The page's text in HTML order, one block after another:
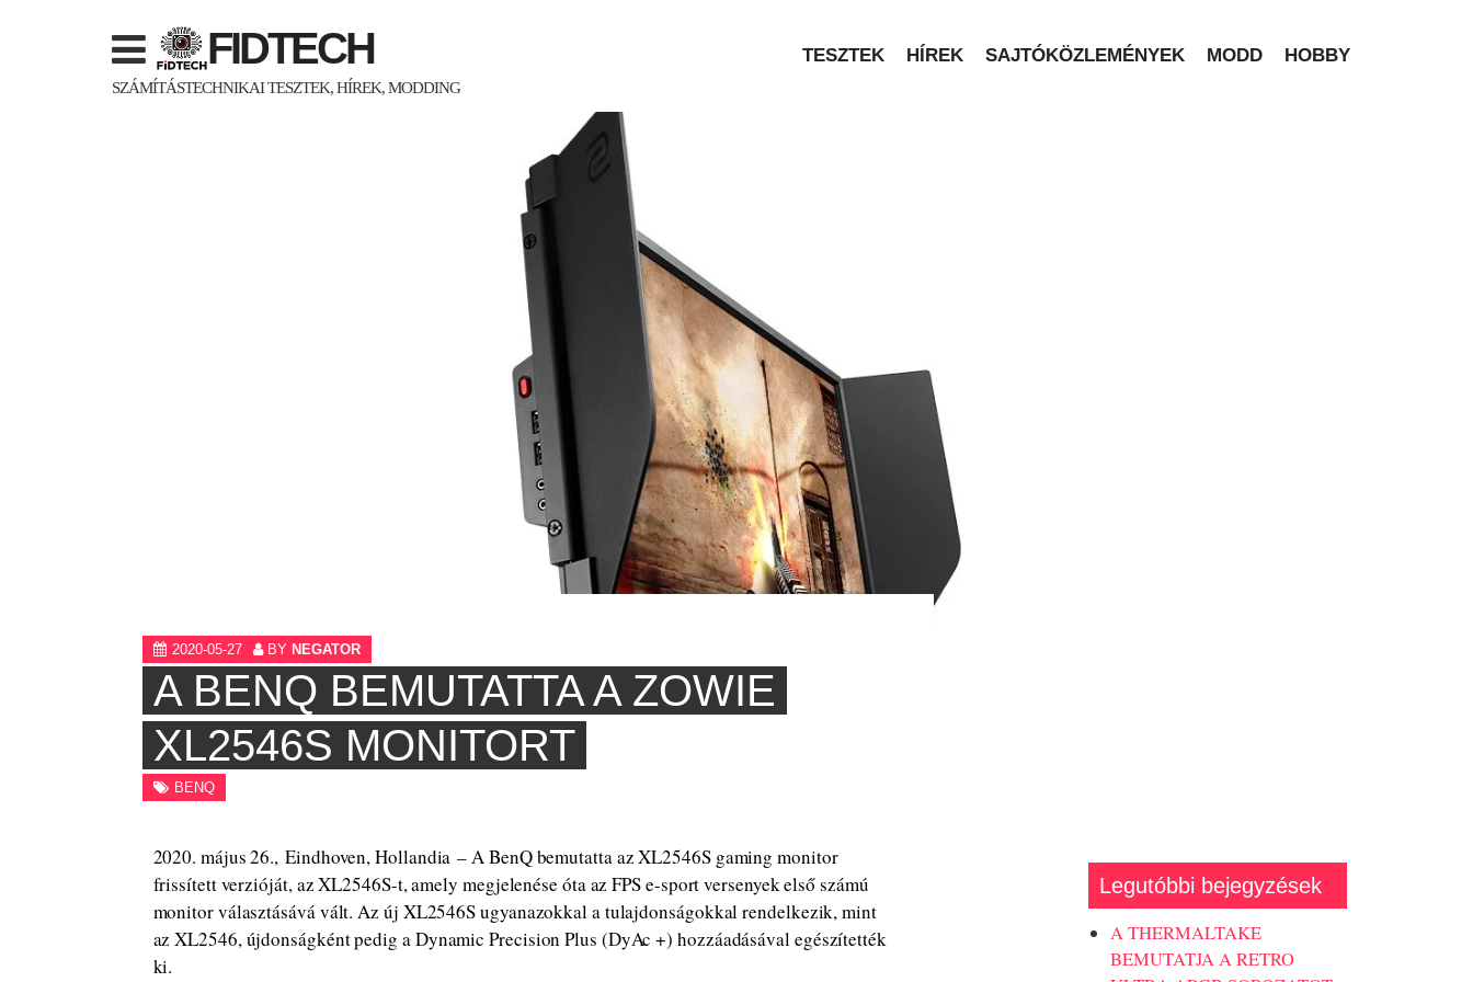
FIDTECH
SZÁMÍTÁSTECHNIKAI TESZTEK, HÍREK, MODDING
TESZTEK HÍREK SAJTÓKÖZLEMÉNYEK MODD HOBBY
2020-05-27 BY NEGATOR
A BENQ BEMUTATTA A ZOWIE
XL2546S MONITORT
BENQ
2020. május 26., Eindhoven, Hollandia – A BenQ bemutatta az XL2546S gaming monitor
frissített verzióját, az XL2546S-t, amely megjelenése óta az FPS e-sport versenyek első számú
monitor választásává vált. Az új XL2546S ugyanazokkal a tulajdonságokkal rendelkezik, mint
az XL2546, újdonságként pedig a Dynamic Precision Plus (DyAc +) hozzáadásával egészítették
ki.​​​​​​​
Legutóbbi bejegyzések
A THERMALTAKE
BEMUTATJA A RETRO